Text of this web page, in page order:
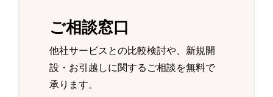
ご相談窓口
他社サービスとの比較検討や、新規開
設・お引越しに関するご相談を無料で
承ります。